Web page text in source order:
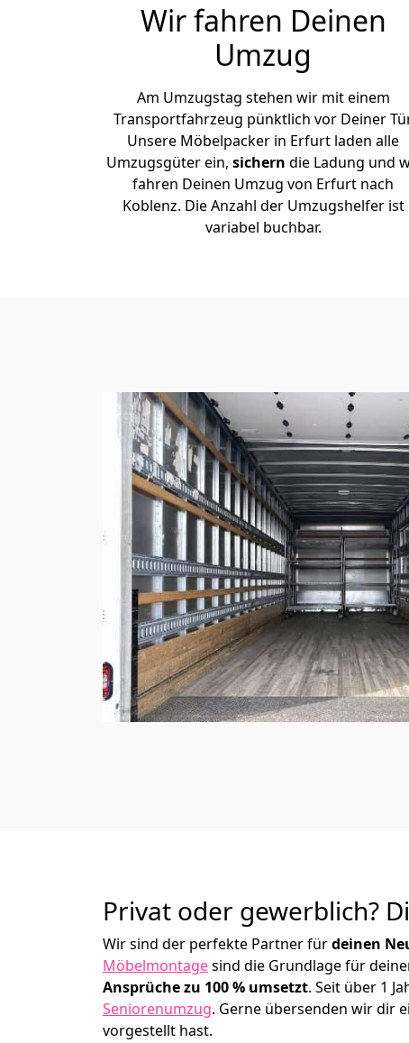
Wir fahren Deinen
Umzug
Am Umzugstag stehen wir mit einem
Transportfahrzeug pünktlich vor Deiner
Unsere Möbelpacker in Erfurt laden alle
Umzugsgüter ein, sichern die Ladung und
fahren Deinen Umzug von Erfurt nach
Koblenz. Die Anzahl der Umzugshelfer ist
variabel buchbar.
Privat oder gewerblich?
Wir sind der perfekte Partner fürdeinen
Möbelmontagesind die Grundlage für
Ansprüche zu 100 % umsetzt. Seit über 1
Seniorenumzug. Gerne übersenden wir dir
vorgestellt hast.